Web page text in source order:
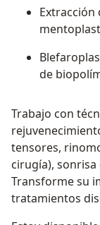
Extracción
de
Trabajo con
tensores,
cirugía),
Transforme su
tratamientos